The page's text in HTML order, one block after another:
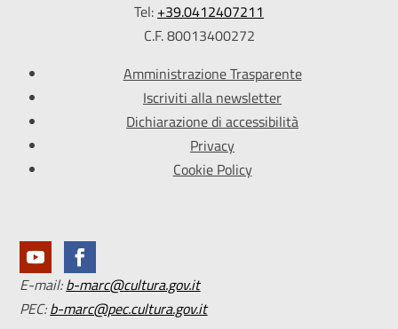
Tel: +39.0412407211
C.F. 80013400272
Amministrazione Trasparente
Iscriviti alla newsletter
Dichiarazione di accessibilità
Privacy
Cookie Policy
E-mail:b-marc@cultura.gov.it
PEC:b-marc@pec.cultura.gov.it